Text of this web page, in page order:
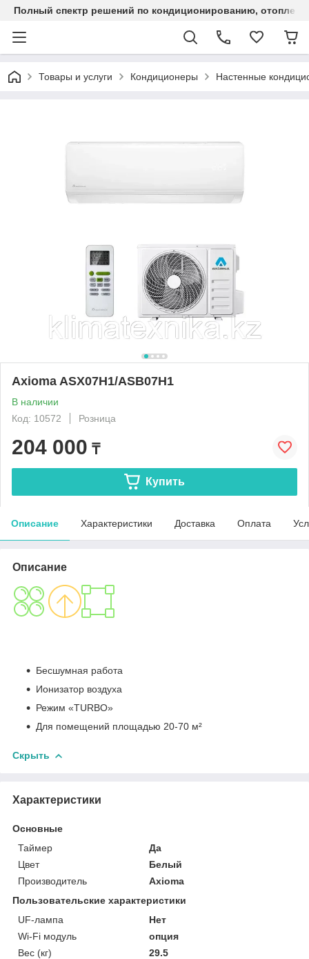
Полный спектр решений по кондиционированию,
Товары и услуги Кондиционеры Настенные
Axioma ASX07H1/ASB07H1
В наличии
Код: 10572
Розница
204 000 ₸
Купить
Описание Характеристики Доставка Оплата
Описание
Бесшумная работа
Ионизатор воздуха
Режим «TURBO»
Для помещений площадью 20-70 м²
Скрыть
Характеристики
Основные
Таймер
Да
Цвет
Белый
Производитель
Axioma
Пользовательские характеристики
UF-лампа
Нет
Wi-Fi модуль
опция
Вес (кг)
29.5